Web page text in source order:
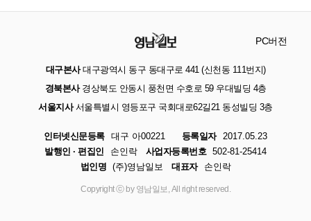
PC버전
대구본사대구광역시 동구 동대구로 441 (신천동 111번지)
경북본사경상북도 안동시 풍천면 수호로 59 우대빌딩 4층
서울지사서울특별시 영등포구 국회대로62길21 동성빌딩 3층
인터넷신문등록 대구 아00221 등록일자
2017.05.23
발행인 · 편집인
손인락 사업자등록번호 502-81-25414
법인명 (주)영남일보 대표자 손인락
Copyright ⓒ by 영남일보, All right reserved.